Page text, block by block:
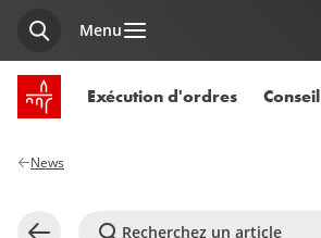
Recherche
Menu
Accueil SPUERKEESS
Exécution d'ordres Conseil
News
Recherchez un article